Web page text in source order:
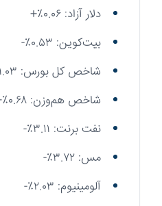
دلار آزاد: ۰.۰۶٪+
بیت‌کوین: ۰.۵۳٪-
شاخص کل بورس: ۱.۰۳٪+
شاخص هم‌وزن: ۰.۶۸٪+
نفت برنت: ۳.۱۱٪-
مس: ۳.۷۲٪-
آلومینیوم: ۲.۰۳٪-